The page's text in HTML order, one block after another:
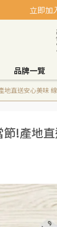
立即加
品牌一覽
地直送安心美味
節!產地